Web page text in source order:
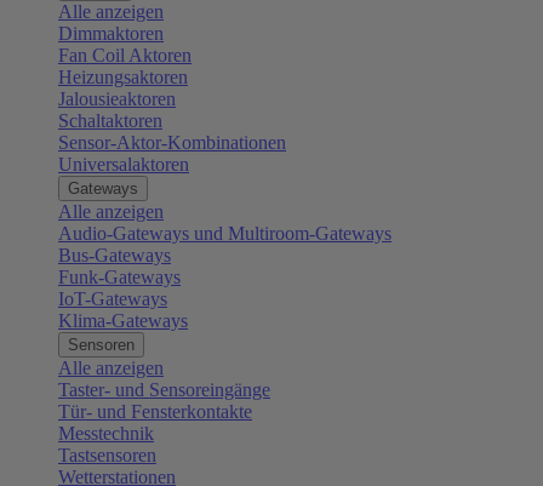
Alle anzeigen
Dimmaktoren
Fan Coil Aktoren
Heizungsaktoren
Jalousieaktoren
Schaltaktoren
Sensor-Aktor-Kombinationen
Universalaktoren
Gateways
Alle anzeigen
Audio-Gateways und Multiroom-Gateways
Bus-Gateways
Funk-Gateways
IoT-Gateways
Klima-Gateways
Sensoren
Alle anzeigen
Taster- und Sensoreingänge
Tür- und Fensterkontakte
Messtechnik
Tastsensoren
Wetterstationen